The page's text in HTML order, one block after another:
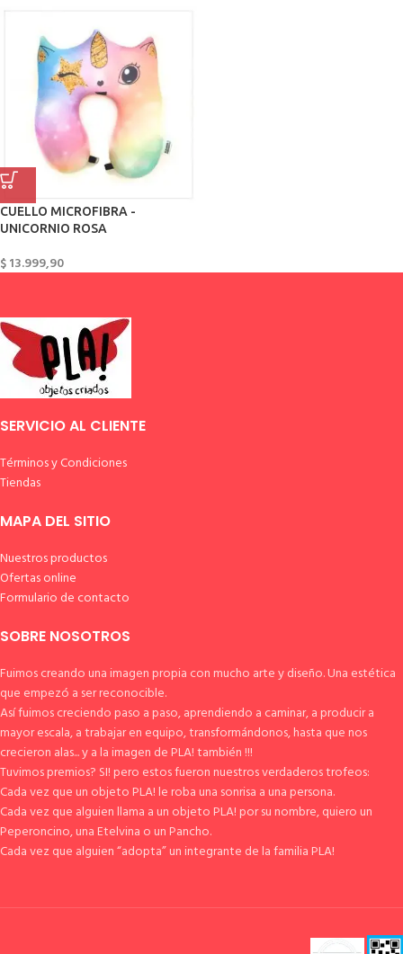
CUELLO MICROFIBRA -
UNICORNIO ROSA
$13.999,90
SERVICIO AL CLIENTE
Términos y Condiciones
Tiendas
MAPA DEL SITIO
Nuestros productos
Ofertas online
Formulario de contacto
SOBRE NOSOTROS
Fuimos creando una imagen propia con mucho arte y diseño. Una estética
que empezó a ser reconocible.
Así fuimos creciendo paso a paso, aprendiendo a caminar, a producir a
mayor escala, a trabajar en equipo, transformándonos, hasta que nos
crecieron alas... y a la imagen de PLA! también !!!
Tuvimos premios? SI! pero estos fueron nuestros verdaderos trofeos:
Cada vez que un objeto PLA! le roba una sonrisa a una persona.
Cada vez que alguien llama a un objeto PLA! por su nombre, quiero un
Peperoncino, una Etelvina o un Pancho.
Cada vez que alguien “adopta” un integrante de la familia PLA!